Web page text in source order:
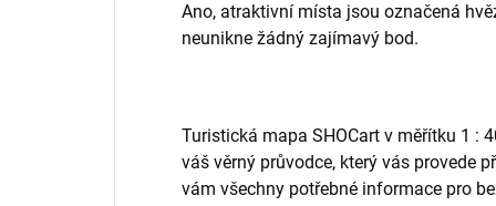
Ano, atraktivní místa jsou označená
neunikne žádný zajímavý bod.
Turistická mapa SHOCart v měřítku 1 :
váš věrný průvodce, který vás provede
vám všechny potřebné informace pro